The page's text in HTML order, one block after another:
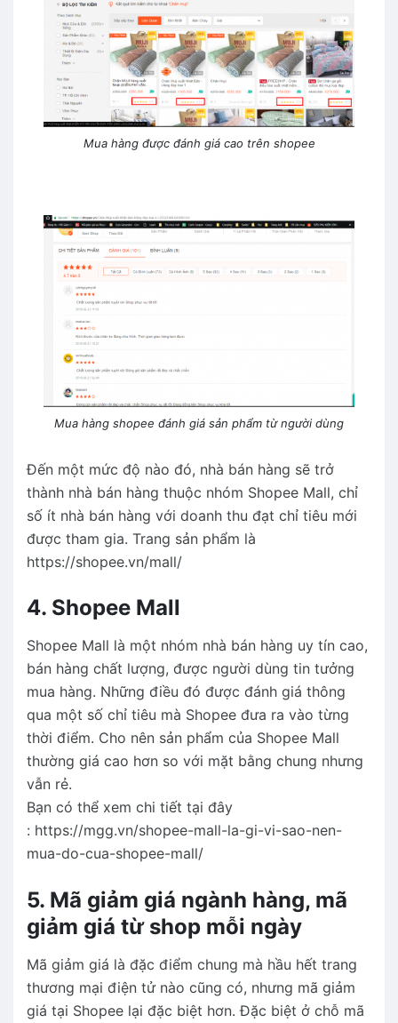
Mua hàng được đánh giá cao trên shopee
Mua hàng shopee đánh giá sản phẩm từ người dùng
Đến một mức độ nào đó, nhà bán hàng sẽ trở
thành nhà bán hàng thuộc nhóm Shopee Mall, chỉ
số ít nhà bán hàng với doanh thu đạt chỉ tiêu mới
được tham gia. Trang sản phẩm là
https://shopee.vn/mall/
4. Shopee Mall
Shopee Mall là một nhóm nhà bán hàng uy tín cao,
bán hàng chất lượng, được người dùng tin tưởng
mua hàng. Những điều đó được đánh giá thông
qua một số chỉ tiêu mà Shopee đưa ra vào từng
thời điểm. Cho nên sản phẩm của Shopee Mall
thường giá cao hơn so với mặt bằng chung nhưng
vẫn rẻ.
Bạn có thể xem chi tiết tại đây
: https://mgg.vn/shopee-mall-la-gi-vi-sao-nen-
mua-do-cua-shopee-mall/
5. Mã giảm giá ngành hàng, mã
giảm giá từ shop mỗi ngày
Mã giảm giá là đặc điểm chung mà hầu hết trang
thương mại điện tử nào cũng có, nhưng mã giảm
giá tại Shopee lại đặc biệt hơn. Đặc biệt ở chỗ mã